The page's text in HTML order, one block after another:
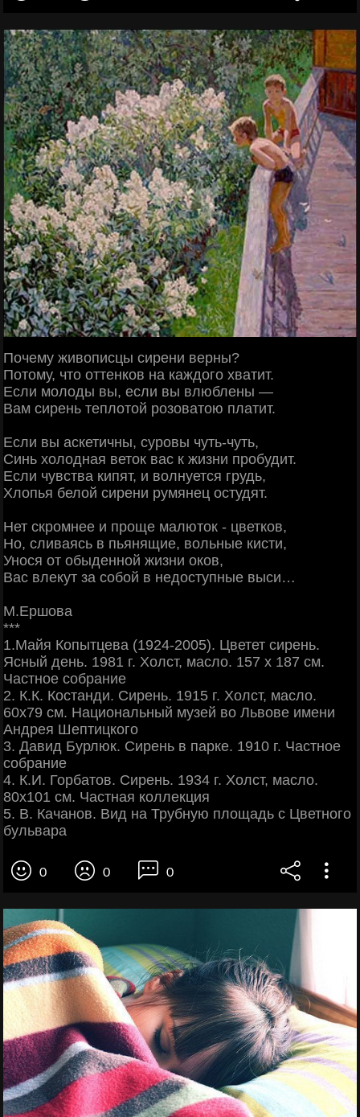
Почему живописцы сирени верны?
Потому, что оттенков на каждого хватит.
Если молоды вы, если вы влюблены —
Вам сирень теплотой розоватою платит.
Если вы аскетичны, суровы чуть-чуть,
Синь холодная веток вас к жизни пробудит.
Если чувства кипят, и волнуется грудь,
Хлопья белой сирени румянец остудят.
Нет скромнее и проще малюток - цветков,
Но, сливаясь в пьянящие, вольные кисти,
Унося от обыденной жизни оков,
Вас влекут за собой в недоступные выси…
М.Ершова
***
1.Майя Копытцева (1924-2005). Цветет сирень.
Ясный день. 1981 г. Холст, масло. 157 х 187 см.
Частное собрание
2. К.К. Костанди. Сирень. 1915 г. Холст, масло.
60х79 см. Национальный музей во Львове имени
Андрея Шептицкого
3. Давид Бурлюк. Сирень в парке. 1910 г. Частное
собрание
4. К.И. Горбатов. Сирень. 1934 г. Холст, масло.
80х101 см. Частная коллекция
5. В. Качанов. Вид на Трубную площадь с Цветного
бульвара
0 0 0